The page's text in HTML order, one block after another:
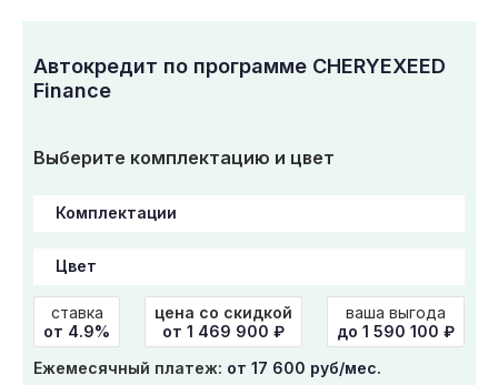
Автокредит по программе CHERYEXEED
Finance
Выберите комплектацию и цвет
ставка
от 4.9%
цена со скидкой
от 1 469 900 ₽
ваша выгода
до 1 590 100 ₽
Ежемесячный платеж: от 17 600 руб/мес.